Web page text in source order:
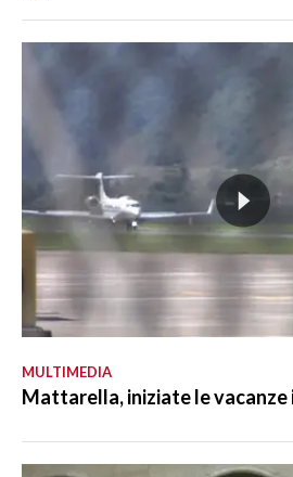
MULTIMEDIA
Mattarella, iniziate le